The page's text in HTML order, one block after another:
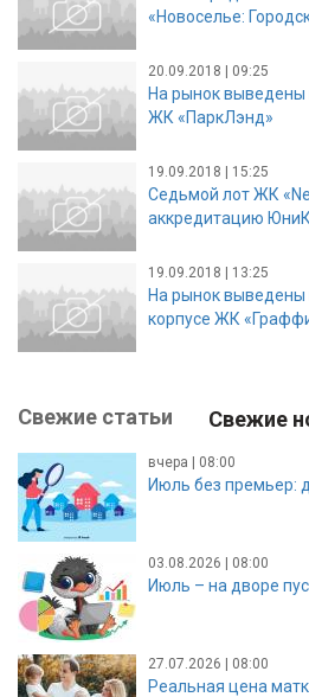
«Новоселье:
20.09.2018 | 09:25
На рынок выведены
ЖК «ПаркЛэнд»
19.09.2018 | 15:25
Седьмой лот ЖК
аккредитацию
19.09.2018 | 13:25
На рынок выведены
корпусе ЖК
Свежие статьи Свежие
вчера | 08:00
Июль без премьер:
03.08.2026 | 08:00
Июль – на дворе
27.07.2026 | 08:00
Реальная цена